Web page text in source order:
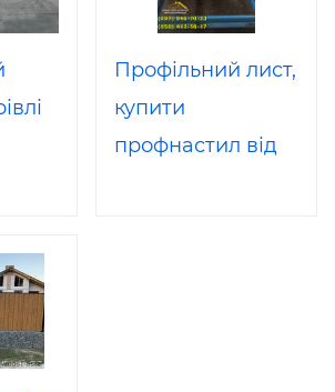
Профільний лист,
купити
профнастил від